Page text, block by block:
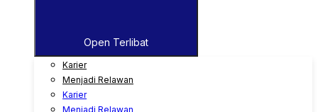
Open Terlibat
Karier
Menjadi Relawan
Karier
Menjadi Relawan